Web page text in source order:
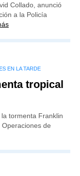
Collado, anunció
a la Policía
EN LA TARDE
tropical
tormenta Franklin
de